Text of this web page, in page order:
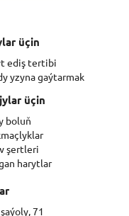
üçin
ediş tertibi
yzyna gaýtarmak
üçin
boluň
şertleri
harytlar
71